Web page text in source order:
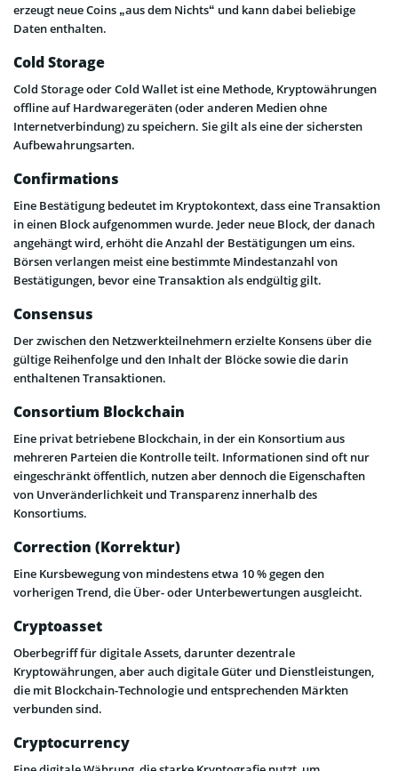
erzeugt neue Coins „aus dem Nichts“ und kann dabei beliebige
Daten enthalten.
Cold Storage
Cold Storage oder Cold Wallet ist eine Methode, Kryptowährungen
offline auf Hardwaregeräten (oder anderen Medien ohne
Internetverbindung) zu speichern. Sie gilt als eine der sichersten
Aufbewahrungsarten.
Confirmations
Eine Bestätigung bedeutet im Kryptokontext, dass eine Transaktion
in einen Block aufgenommen wurde. Jeder neue Block, der danach
angehängt wird, erhöht die Anzahl der Bestätigungen um eins.
Börsen verlangen meist eine bestimmte Mindestanzahl von
Bestätigungen, bevor eine Transaktion als endgültig gilt.
Consensus
Der zwischen den Netzwerkteilnehmern erzielte Konsens über die
gültige Reihenfolge und den Inhalt der Blöcke sowie die darin
enthaltenen Transaktionen.
Consortium Blockchain
Eine privat betriebene Blockchain, in der ein Konsortium aus
mehreren Parteien die Kontrolle teilt. Informationen sind oft nur
eingeschränkt öffentlich, nutzen aber dennoch die Eigenschaften
von Unveränderlichkeit und Transparenz innerhalb des
Konsortiums.
Correction (Korrektur)
Eine Kursbewegung von mindestens etwa 10 % gegen den
vorherigen Trend, die Über- oder Unterbewertungen ausgleicht.
Cryptoasset
Oberbegriff für digitale Assets, darunter dezentrale
Kryptowährungen, aber auch digitale Güter und Dienstleistungen,
die mit Blockchain-Technologie und entsprechenden Märkten
verbunden sind.
Cryptocurrency